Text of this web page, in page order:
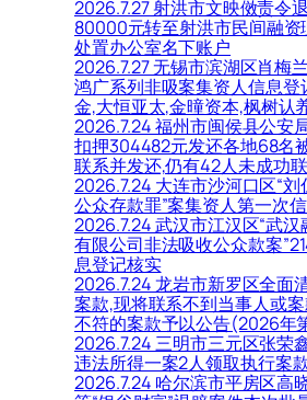
2026.7.27 射洪市文映傚责令
80000元转至射洪市民间融资
处置办公室名下账户
2026.7.27 无锡市滨湖区肖梅
鸿广系列非吸案集资人信息登
金,大恒亚太,金曈资本,枫树认
2026.7.24 福州市闽侯县公安
扣押304482元发还各地68名
联系并发还,仍有42人未成功
2026.7.24 大连市沙河口区“
公众存款罪”案集资人第一次
2026.7.24 武汉市江汉区“武
有限公司非法吸收公众款案
息登记核实
2026.7.24 龙岩市新罗区全面
案款,现将联系不到当事人或
不符的案款予以公告(2026年
2026.7.24 三明市三元区张荣
违法所得一案2人领取执行案
2026.7.24 哈尔滨市平房区高